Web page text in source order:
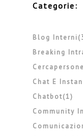
Categorie:
Blog
Breaking
Chat E
Chatbot(1)
Community